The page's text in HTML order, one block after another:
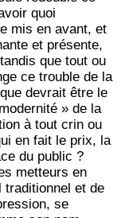
quoi
mis en avant, et
et présente,
que tout ou
ce trouble de la
devrait être le
» de la
à tout crin ou
en fait le prix, la
du public ?
metteurs en
traditionnel et de
se